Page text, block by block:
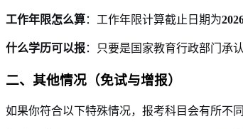
工作年限怎么算：工作年限计算截止日期为
什么学历可以报：只要是国家教育行政部门承
二、其他情况（免试与增报）
如果你符合以下特殊情况，报考科目会有所不同